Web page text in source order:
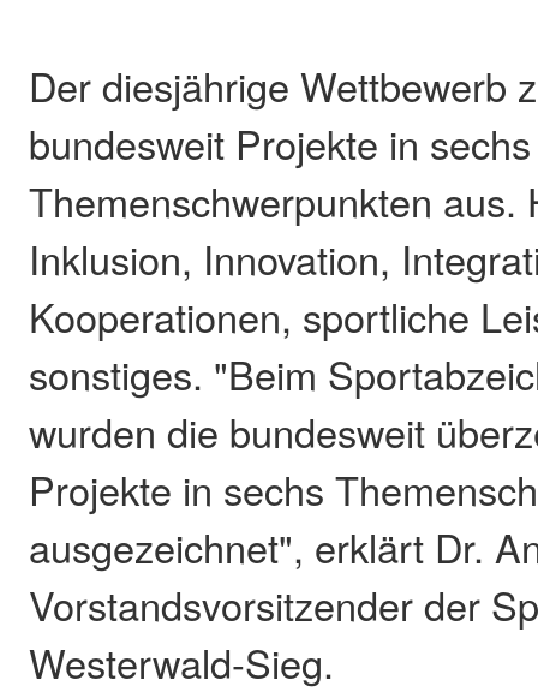
Der diesjährige Wettbewerb
bundesweit Projekte in sechs
Themenschwerpunkten aus.
Inklusion, Innovation,
Kooperationen, sportliche
sonstiges. "Beim
wurden die bundesweit
Projekte in sechs
ausgezeichnet", erklärt Dr.
Vorstandsvorsitzender der
Westerwald-Sieg.